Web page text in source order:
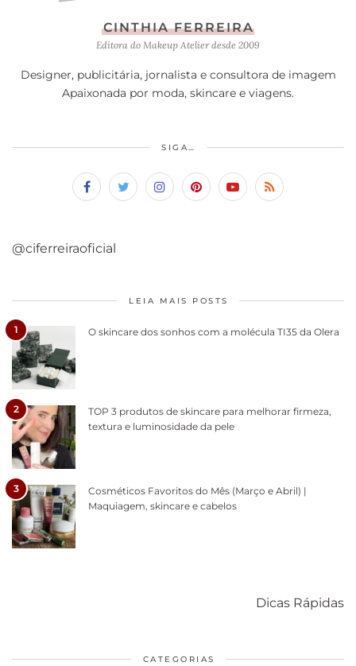
CINTHIA FERREIRA
Editora do Makeup Atelier desde 2009
Designer, publicitária, jornalista e consultora de imagem
Apaixonada por moda, skincare e viagens.
SIGA…
@ciferreiraoficial
LEIA MAIS POSTS
1 O skincare dos sonhos com a molécula TI35 da Olera
2
TOP 3 produtos de skincare para melhorar firmeza,
textura e luminosidade da pele
3
Cosméticos Favoritos do Mês (Março e Abril) |
Maquiagem, skincare e cabelos
Dicas Rápidas
diários
cabelos
CATEGORIAS